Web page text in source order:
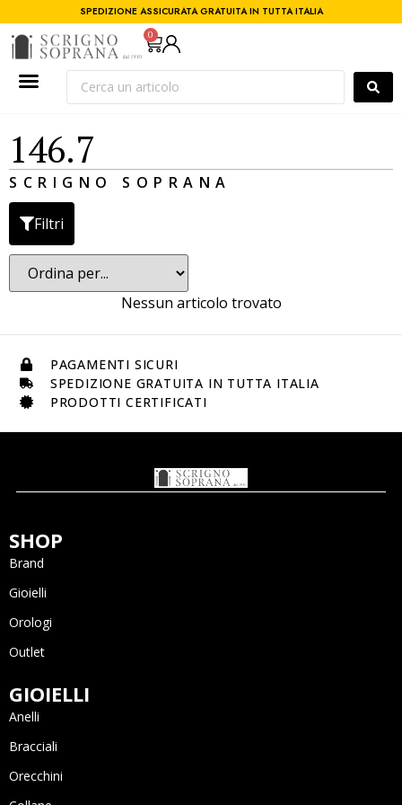
SPEDIZIONE ASSICURATA GRATUITA IN TUTTA ITALIA
0
146.7
SCRIGNO SOPRANA
Filtri
Nessun articolo trovato
PAGAMENTI SICURI
SPEDIZIONE GRATUITA IN TUTTA ITALIA
PRODOTTI CERTIFICATI
SHOP
Brand
Gioielli
Orologi
Outlet
GIOIELLI
Anelli
Bracciali
Orecchini